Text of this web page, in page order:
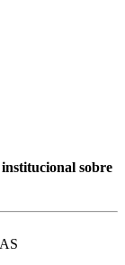
sobre